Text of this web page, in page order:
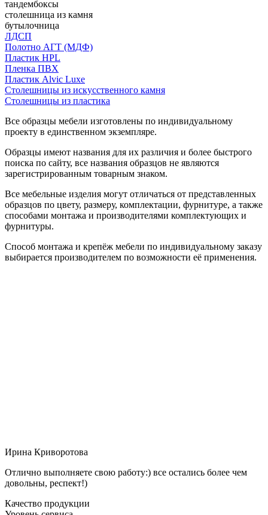
тандембоксы
столешница из камня
бутылочница
ЛДСП
Полотно АГТ (МДФ)
Пластик HPL
Пленка ПВХ
Пластик Alvic Luxe
Столешницы из искусственного камня
Столешницы из пластика
Все образцы мебели изготовлены по индивидуальному
проекту в единственном экземпляре.
Образцы имеют названия для их различия и более быстрого
поиска по сайту, все названия образцов не являются
зарегистрированным товарным знаком.
Все мебельные изделия могут отличаться от представленных
образцов по цвету, размеру, комплектации, фурнитуре, а также
способами монтажа и производителями комплектующих и
фурнитуры.
Способ монтажа и крепёж мебели по индивидуальному заказу
выбирается производителем по возможности её применения.
Ирина Криворотова
Отлично выполняете свою работу:) все остались более чем
довольны, респект!)
Качество продукции